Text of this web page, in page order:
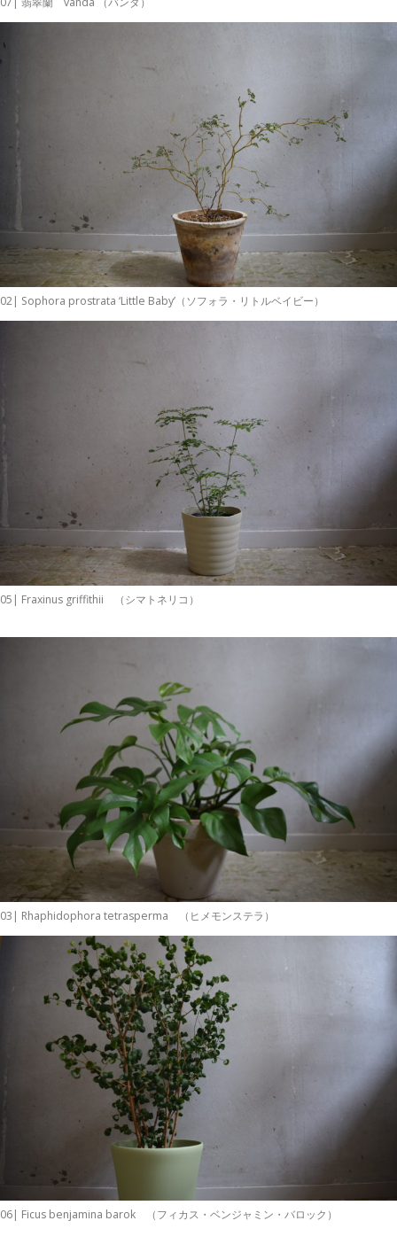
02| Sophora prostrata ‘Little Baby’（ソフォラ・リトルベイビー）
05| Fraxinus griffithii （シマトネリコ）
03| Rhaphidophora tetrasperma （ヒメモンステラ）
06| Ficus benjamina barok （フィカス・ベンジャミン・バロック）